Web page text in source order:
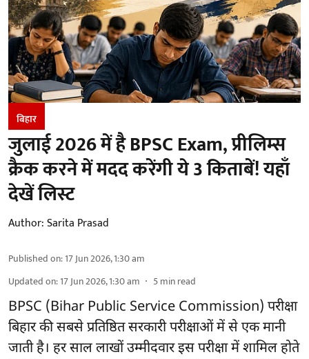
बिहार
जुलाई 2026 में है BPSC Exam, प्रीलिम्स
क्रैक करने में मदद करेंगी ये 3 किताबें! यहाँ
देखें लिस्ट
Author:Sarita Prasad
Published on:17 Jun 2026, 1:30 am
Updated on:17 Jun 2026, 1:30 am 5min read
BPSC (Bihar Public Service Commission) परीक्षा
बिहार की सबसे प्रतिष्ठित सरकारी परीक्षाओं में से एक मानी
जाती है। हर साल लाखों उम्मीदवार इस परीक्षा में शामिल होते